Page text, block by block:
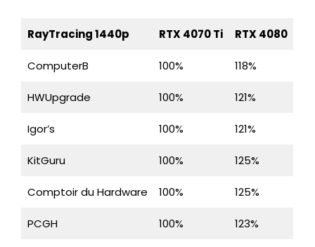
RayTracing 1440p RTX 4070 Ti RTX 4080
ComputerB 100% 118%
HWUpgrade 100% 121%
Igor’s 100% 121%
KitGuru 100% 125%
Comptoir du Hardware 100% 125%
PCGH 100% 123%